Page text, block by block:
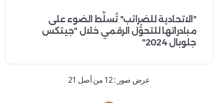
"الاتحادية للضرائب" تُسلِّط الضوء على
مبادراتها للتحوُّل الرقمي خلال "جيتكس
جلوبال 2024"
عرض صور : 12 من أصل 21